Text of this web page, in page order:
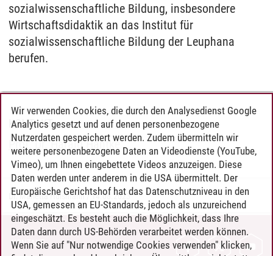
sozialwissenschaftliche Bildung, insbesondere
Wirtschaftsdidaktik an das Institut für
sozialwissenschaftliche Bildung der Leuphana
berufen.
KONTAKT
Prof. Dr. Harald Hantke
Dr. Marietta Hülsmann/14.08.2023
KONTAKT
Wir verwenden Cookies, die durch den Analysedienst Google
Analytics gesetzt und auf denen personenbezogene
Nutzerdaten gespeichert werden. Zudem übermitteln wir
weitere personenbezogene Daten an Videodienste (YouTube,
Vimeo), um Ihnen eingebettete Videos anzuzeigen. Diese
Daten werden unter anderem in die USA übermittelt. Der
Europäische Gerichtshof hat das Datenschutzniveau in den
USA, gemessen an EU-Standards, jedoch als unzureichend
eingeschätzt. Es besteht auch die Möglichkeit, dass Ihre
Daten dann durch US-Behörden verarbeitet werden können.
Wenn Sie auf "Nur notwendige Cookies verwenden" klicken,